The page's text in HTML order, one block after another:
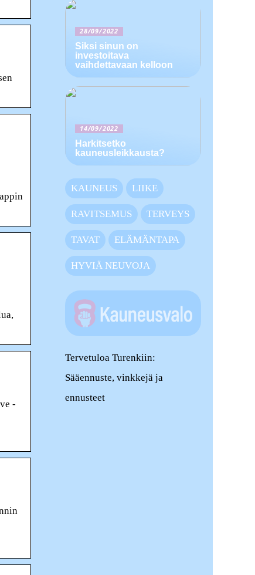
-
28/09/2022
Siksi sinun on
investoitava
vaihdettavaan kelloon
14/09/2022
Harkitsetko
kauneusleikkausta?
KAUNEUS LIIKE
RAVITSEMUS TERVEYS
TAVAT ELÄMÄNTAPA
HYVIÄ NEUVOJA
Tervetuloa Turenkiin:
Sääennuste, vinkkejä ja
ennusteet